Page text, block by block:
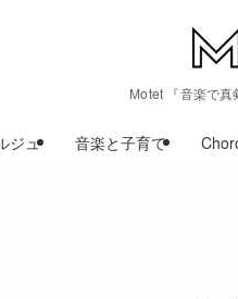
Motet 『音楽で真
ジュ 音楽と子育て